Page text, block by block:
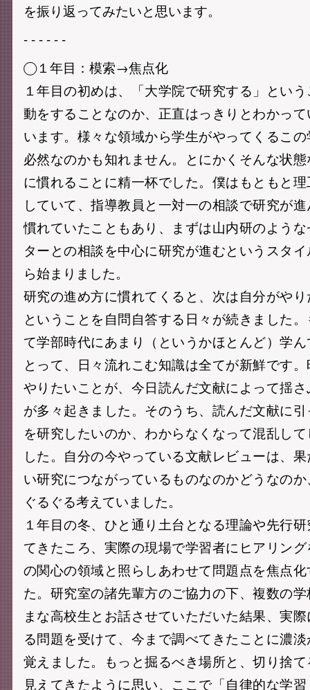
を振り返ってみたいと思います。
- - - - - -
◯１年目：模索→焦点化
１年目の初めは、「大学院で研究する」とい
動をすることなのか、正直はっきりとわかっ
います。様々な領域から学生がやってくるこ
必然なのかも知れません。とにかくそんな状
に慣れることに精一杯でした。僕はもともと
していて、指導教員と一対一の相談で研究が
慣れていたこともあり、まずは山内研のよう
ターとの相談を中心に研究が進むというスタ
ら始まりました。
研究の進め方に慣れてくると、次は自分がや
ということを自問自答する日々が続きました
て学部時代にあまり（というかほとんど）学
とって、日々流れこむ知識は全てが新鮮です
やりたいことが、今日読んだ文献によって揺
が多々起きました。そのうち、読んだ文献に
を研究したいのか、わからなくなって混乱し
した。自分の今やっている文献レビューは、
い研究につながっているものなのかどうなの
ぐるぐる考えていました。
１年目の冬、ひと通り土台となる理論や先行
てきたころ、実際の現場で学習者にヒアリン
の関心の領域と照らしあわせて問題点を焦点
た。研究室の諸先輩方のご協力の下、複数の
まな高校生とお話させていただいた結果、実
る問題を受けて、今まで調べてきたことに濃
覚えました。もっと掘るべき場所と、切り捨
見えてきたように思い、ここで「自律的な学